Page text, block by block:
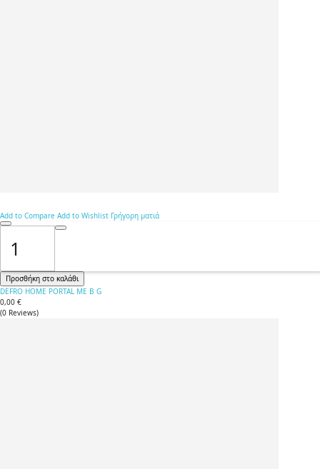
Add to Compare Add to Wishlist Γρήγορη ματιά
Προσθήκη στο καλάθι
DEFRO HOME PORTAL ME Β G
0,00 €
(0 Reviews)